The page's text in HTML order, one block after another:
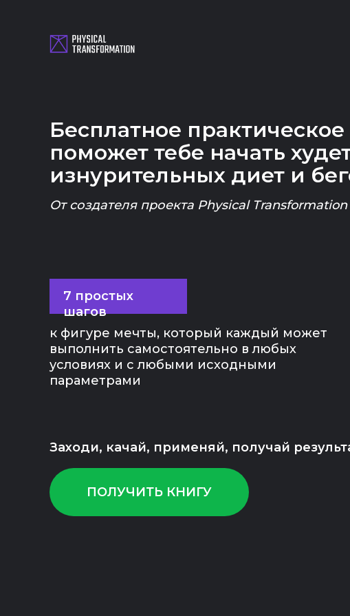
Бесплатное
поможет тебе начать
изнурительных диет и
ПОЛУЧИТЬ КНИГУ
От создателя проекта Physical Transformation
7 простых
шагов
к фигуре мечты, который каждый может
выполнить самостоятельно в любых
условиях и с любыми исходными
параметрами
Заходи, качай, применяй, получай